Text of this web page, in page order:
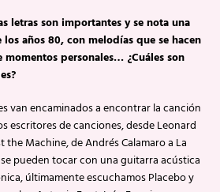
letras son importantes y se nota una
años 80, con melodías que se hacen
momentos personales… ¿Cuáles son
van encaminados a encontrar la canción
escritores de canciones, desde Leonard
the Machine, de Andrés Calamaro a La
pueden tocar con una guitarra acústica
últimamente escuchamos Placebo y